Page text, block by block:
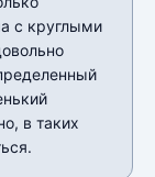
с круглыми
в таких